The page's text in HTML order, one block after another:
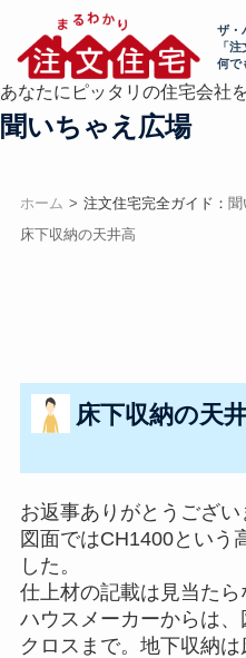
ザ・
「
何で
あなたにピッタリの住宅会社
聞いちゃえ広場
ホーム 注文住宅完全ガイド：
床下収納の天井高
床下収納の天
お返事ありがとうござい
図面ではCH1400という
した。
仕上材の記載は見当たら
ハウスメーカーからは
クロスまで。地下収納